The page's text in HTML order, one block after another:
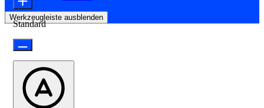
Werkzeugleiste ausblenden
Standard